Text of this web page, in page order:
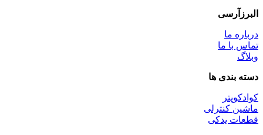
البرزآرسی
درباره ما
تماس با ما
وبلاگ
دسته بندی ها
کوادکوپتر
ماشین کنترلی
قطعات یدکی